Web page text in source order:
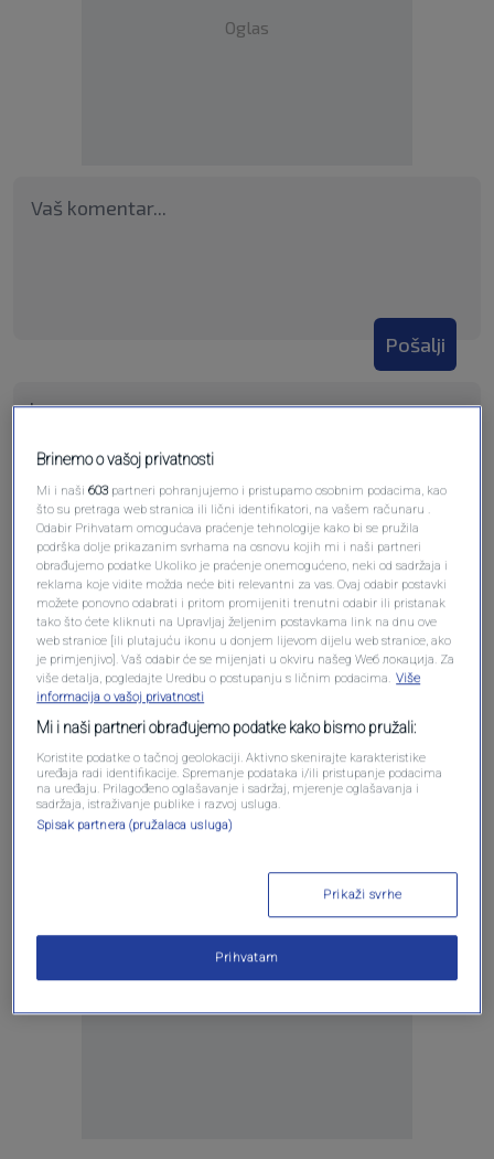
Oglas
Pošalji
Pošalji komentar
Oglas
Brinemo o vašoj privatnosti
Mi i naši603 partneri pohranjujemo i pristupamo osobnim podacima, kao
što su pretraga web stranica ili lični identifikatori, na vašem računaru .
Odabir Prihvatam omogućava praćenje tehnologije kako bi se pružila
podrška dolje prikazanim svrhama na osnovu kojih mi i naši partneri
obrađujemo podatke Ukoliko je praćenje onemogućeno, neki od sadržaja i
reklama koje vidite možda neće biti relevantni za vas. Ovaj odabir postavki
možete ponovno odabrati i pritom promijeniti trenutni odabir ili pristanak
tako što ćete kliknuti na Upravljaj željenim postavkama link na dnu ove
web stranice [ili plutajuću ikonu u donjem lijevom dijelu web stranice, ako
je primjenjivo]. Vaš odabir će se mijenjati u okviru našeg Wеб локација. Za
više detalja, pogledajte Uredbu o postupanju s ličnim podacima. Više
informacija o vašoj privatnosti
Mi i naši partneri obrađujemo podatke kako bismo pružali:
Koristite podatke o tačnoj geolokaciji. Aktivno skenirajte karakteristike
uređaja radi identifikacije. Spremanje podataka i/ili pristupanje podacima
na uređaju. Prilagođeno oglašavanje i sadržaj, mjerenje oglašavanja i
sadržaja, istraživanje publike i razvoj usluga.
Spisak partnera (pružalaca usluga)
Prikaži svrhe
Prihvatam